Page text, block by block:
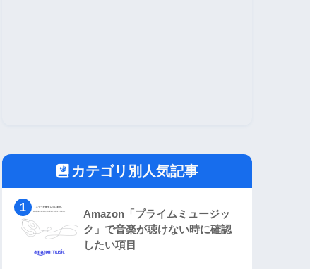
カテゴリ別人気記事
Amazon「プライムミュージッ
ク」で音楽が聴けない時に確認
したい項目